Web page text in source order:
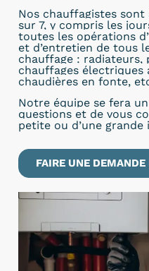
Nos chauffagistes sont
sur 7, y compris les
toutes les opérations
et d’entretien de tous
chauffage : radiateurs,
chauffages électriques
chaudières en fonte,
Notre équipe se fera
questions et de vous
petite ou d’une
FAIRE UNE DEMANDE